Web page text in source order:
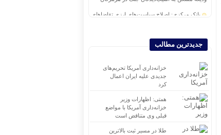
بانک مرکزی: اصلاح سیاست‌های ارزی تقاضاهای
جدید
قانون جدید بازنشستگی؛ افراد با سابقه کمتر از
۱۵ سال باید پنج سال بیشتر کار کنند
دومین همایش بین‌المللی سرمایه‌گذاری ایران و
آفریقا برگزار می‌شود
جدیدترین مطالب
خزانه‌داری آمریکا تحریم‌های
جدیدی علیه ایران اعمال
کرد
همتی: اظهارات وزیر
خزانه‌داری آمریکا با مواضع
قبلی وی متناقض است
طلا در مسیر ثبت بالاترین